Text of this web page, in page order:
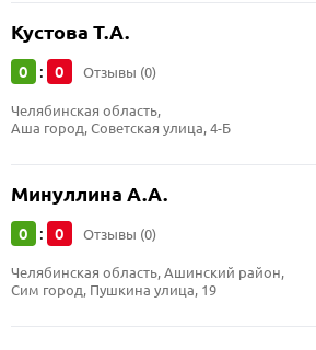
Кустова Т.А.
0 : 0 Отзывы (0)
Челябинская область,
Аша город, Советская улица, 4-Б
Минуллина А.А.
0 : 0 Отзывы (0)
Челябинская область, Ашинский район,
Сим город, Пушкина улица, 19